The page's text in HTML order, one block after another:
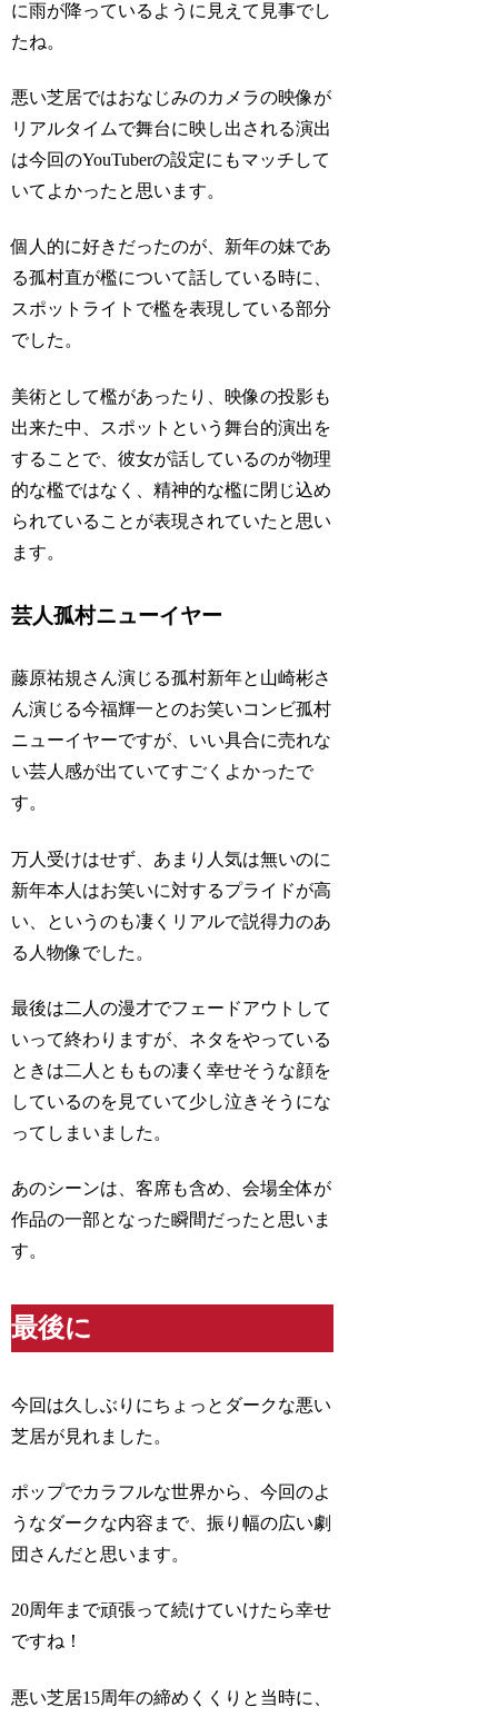
に雨が降っているように見えて見事でし
たね。
悪い芝居ではおなじみのカメラの映像が
リアルタイムで舞台に映し出される演出
は今回のYouTuberの設定にもマッチして
いてよかったと思います。
個人的に好きだったのが、 新年の妹であ
る孤村直が檻について話している時に、
スポットライトで檻を表現している部分
でした。
美術として檻があったり、映像の投影も
出来た中、
スポットという舞台的演出 を
することで、彼女が話しているのが物理
的な檻ではなく、精神的な檻に閉じ込め
られていることが表現されていたと思い
ます。
芸人孤村ニューイヤー
藤原祐規さん演じる孤村新年と 山崎彬さ
ん演じる今福輝一とのお笑いコンビ孤村
ニューイヤーですが、いい具合に売れな
い芸人感が出ていてすごくよかったで
す。
万人受けはせず、あまり人気は無いのに
新年本人はお笑いに対するプライドが高
い 、というのも凄くリアルで説得力のあ
る人物像でした。
最後は二人の漫才でフェードアウトして
いって終わりますが、 ネタをやっている
ときは二人とももの凄く幸せそうな顔を
しているのを見ていて少し泣きそうにな
ってしまいました。
あのシーンは、客席も含め、会場全体が
作品の一部となった瞬間だったと思いま
す。
最後に
今回は久しぶりにちょっとダークな悪い
芝居が見れました。
ポップでカラフルな世界から、今回のよ
うなダークな内容まで、振り幅の広い劇
団さんだと思います。
20周年まで頑張って続けていけたら幸せ
ですね！
悪い芝居15周年の締めくくりと当時に、